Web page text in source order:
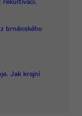
brněnského
Jak krajní